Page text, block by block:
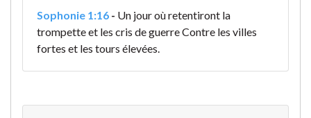
Sophonie 1:16 - Un jour où retentiront la
trompette et les cris de guerre Contre les villes
fortes et les tours élevées.